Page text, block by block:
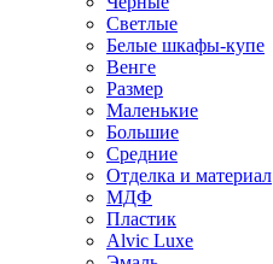
Светлые
Белые шкафы-купе
Венге
Размер
Маленькие
Большие
Средние
Отделка и материал
МДФ
Пластик
Alvic Luxe